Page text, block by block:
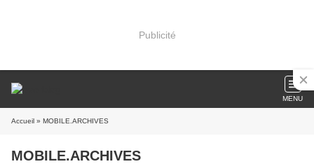
Publicité
MENU
Accueil » MOBILE.ARCHIVES
MOBILE.ARCHIVES